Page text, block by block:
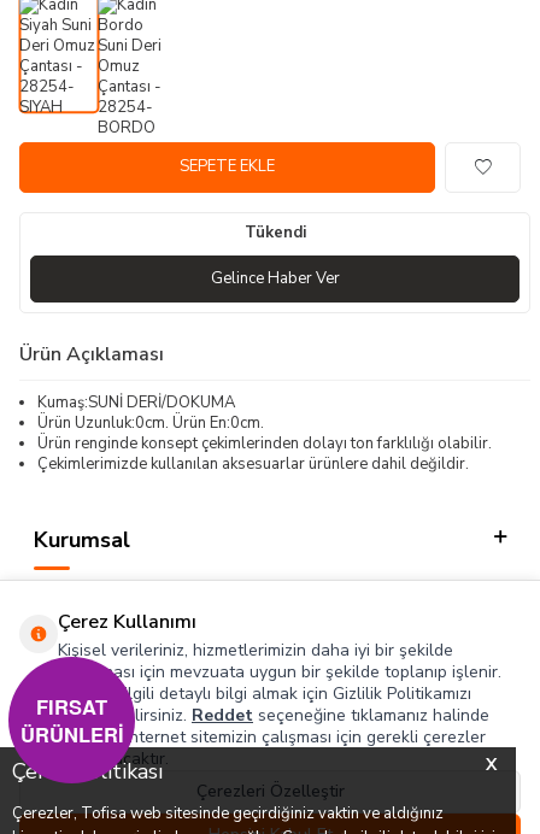
X
Çerez Politikası
Çerezler, Tofisa web sitesinde geçirdiğiniz vaktin ve aldığınız
0
SEPETE EKLE
Tükendi
Gelince Haber Ver
Ürün Açıklaması
Kumaş:SUNİ DERİ/DOKUMA
Ürün Uzunluk:0cm. Ürün En:0cm.
Ürün renginde konsept çekimlerinden dolayı ton farklılığı olabilir.
Çekimlerimizde kullanılan aksesuarlar ürünlere dahil değildir.
Kurumsal
Hızlı Erişim
Sosyal
Adres & İletişim
Çerez Kullanımı
Kişisel verileriniz, hizmetlerimizin daha iyi bir şekilde
sunulması için mevzuata uygun bir şekilde toplanıp işlenir.
Konuyla ilgili detaylı bilgi almak için Gizlilik Politikamızı
inceleyebilirsiniz. Reddet seçeneğine tıklamanız halinde
yalnızca internet sitemizin çalışması için gerekli çerezler
kullanılacaktır.
Çerezleri Özelleştir
FIRSAT
ÜRÜNLERİ